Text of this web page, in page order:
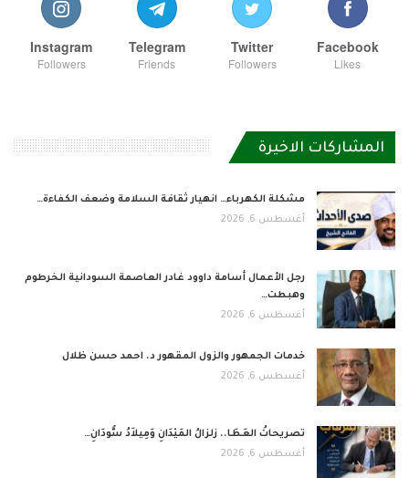
Facebook
Likes
Twitter
Followers
Telegram
Friends
Instagram
Followers
المشاركات الاخيرة
مشكلة الكهرباء… انهيار ثقافة السلامة وضعف الكفاءة…
أغسطس 6, 2026
رجل الأعمال أسامة داوود غادر العاصمة السودانية الخرطوم
وهبطت…
أغسطس 6, 2026
خدمات الجمهور والزول المقهور د. احمد حسن ظلال
أغسطس 6, 2026
تصريحاتُ العَطَا.. زلزالُ المَيْدَانِ وَمِيلاَدُ سُّودَانِ…
أغسطس 6, 2026